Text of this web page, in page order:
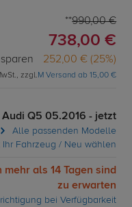
990,00 €
738,00 €
252,00 € (25%)
zzgl.M Versand ab 15,00 €
Audi Q5 05.2016 - jetzt
Alle passenden Modelle
Ihr Fahrzeug / Neu wählen
mehr als 14 Tagen sind
zu erwarten
bei Verfügbarkeit